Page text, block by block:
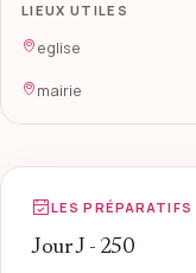
LIEUX UTILES
eglise
mairie
LES PRÉPARATIFS
Jour J - 250